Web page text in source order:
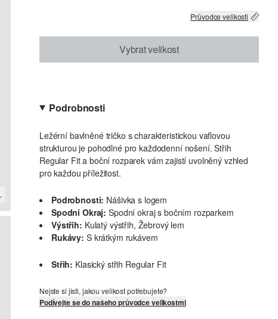
Průvodce velikosti
Vybrat velikost
Podrobnosti
Ležérní bavlněné tričko s charakteristickou vaflovou
strukturou je pohodlné pro každodenní nošení. Střih
Regular Fit a boční rozparek vám zajistí uvolněný vzhled
pro každou příležitost.
Podrobnosti: Nášivka s logem
Spodní Okraj: Spodní okraj s bočním rozparkem
Výstřih: Kulatý výstřih, Žebrový lem
Rukávy: S krátkým rukávem
Střih: Klasický střih Regular Fit
Nejste si jisti, jakou velikost potřebujete?
Podívejte se do našeho průvodce velikostmi